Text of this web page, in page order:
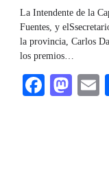
La Intendente de la
Fuentes, y
la provincia, Carlos
los premios…